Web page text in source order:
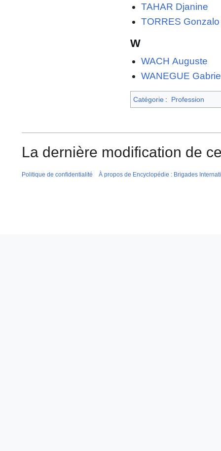
TAHAR Djanine
TORRES Gonzalo
W
WACH Auguste
WANEGUE
Catégorie : Profession
La dernière modification de
Politique de confidentialité À propos de Encyclopédie : Brigades